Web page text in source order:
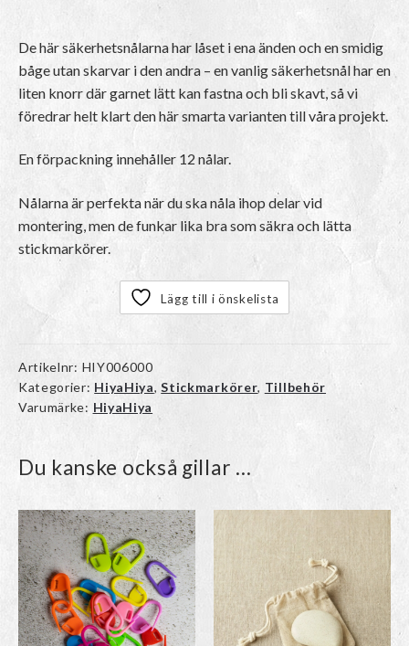
De här säkerhetsnålarna har låset i ena änden och en smidig
båge utan skarvar i den andra – en vanlig säkerhetsnål har en
liten knorr där garnet lätt kan fastna och bli skavt, så vi
föredrar helt klart den här smarta varianten till våra projekt.
En förpackning innehåller 12 nålar.
Nålarna är perfekta när du ska nåla ihop delar vid
montering, men de funkar lika bra som säkra och lätta
stickmarkörer.
Lägg till i önskelista
Artikelnr: HIY006000
Kategorier: HiyaHiya,Stickmarkörer, Tillbehör
Varumärke: HiyaHiya
Du kanske också gillar …
Den
produkten
har
flera
varianter.